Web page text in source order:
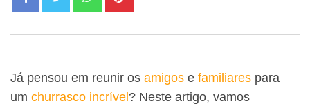
Já pensou em reunir os amigos e familiares para
um churrasco incrível ? Neste artigo, vamos